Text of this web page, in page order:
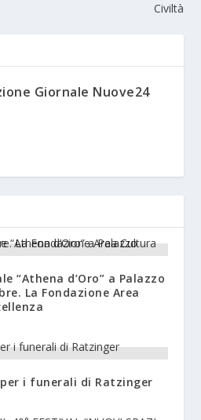
Civiltà
Giornale Nuove24
“Athena d’Oro” a Palazzo
La Fondazione Area
i funerali di Ratzinger